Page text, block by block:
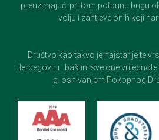
preuzimajući pri tom potpunu brigu
volju i zahtjeve onih koji
Društvo kao takvo je najstarije te
Hercegovini i baštini sve one vrijednote
g. osnivanjem Pokopnog